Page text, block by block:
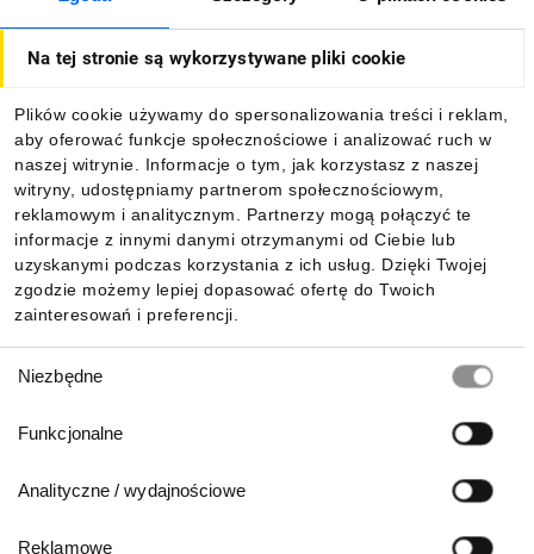
Na tej stronie są wykorzystywane pliki cookie
Plików cookie używamy do spersonalizowania treści i reklam,
aby oferować funkcje społecznościowe i analizować ruch w
naszej witrynie. Informacje o tym, jak korzystasz z naszej
witryny, udostępniamy partnerom społecznościowym,
reklamowym i analitycznym. Partnerzy mogą połączyć te
informacje z innymi danymi otrzymanymi od Ciebie lub
uzyskanymi podczas korzystania z ich usług. Dzięki Twojej
zgodzie możemy lepiej dopasować ofertę do Twoich
zainteresowań i preferencji.
zgody
Niezbędne
Funkcjonalne
Analityczne / wydajnościowe
Reklamowe
Informacje
Pobierz naszą aplikację mobilną: